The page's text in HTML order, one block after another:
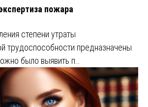
пожара
степени утраты
трудоспособности предназначены
было выявить п…